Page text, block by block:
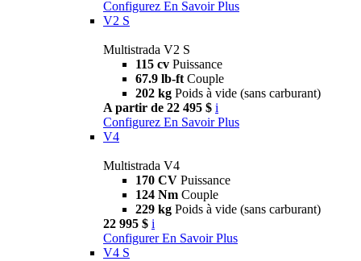
Configurez En Savoir Plus
V2 S
Multistrada V2 S
115 cv Puissance
67.9 lb-ft Couple
202 kg Poids à vide (sans carburant)
A partir de 22 495 $ i
Configurez En Savoir Plus
V4
Multistrada V4
170 CV Puissance
124 Nm Couple
229 kg Poids à vide (sans carburant)
22 995 $ i
Configurer En Savoir Plus
V4 S